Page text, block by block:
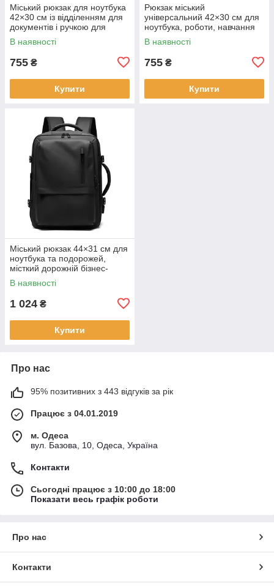
Міський рюкзак для ноутбука
42×30 см із відділенням для
документів і ручкою для
перенесення KAY
В наявності
755 ₴
Купити
Рюкзак міський
універсальний 42×30 см для
ноутбука, роботи, навчання
та подорожей KAY
В наявності
755 ₴
Купити
Міський рюкзак 44×31 см для
ноутбука та подорожей,
місткий дорожній бізнес-
рюкзак KAY
В наявності
1 024 ₴
Купити
Про нас
95% позитивних з 443 відгуків за рік
Працює з 04.01.2019
м. Одеса
вул. Базова, 10, Одеса, Україна
Контакти
Сьогодні працює з 10:00 до 18:00
Показати весь графік роботи
Про нас
Контакти